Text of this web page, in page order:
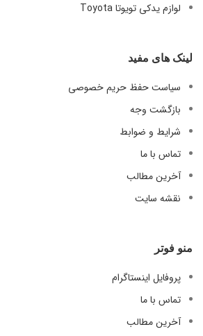
لوازم یدکی تویوتا Toyota
لینک های مفید
سیاست حفظ حریم خصوصی
بازگشت وجه
شرایط و ضوابط
تماس با ما
آخرین مطالب
نقشه سایت
منو فوتر
پروفایل اینستاگرام
تماس با ما
آخرین مطالب